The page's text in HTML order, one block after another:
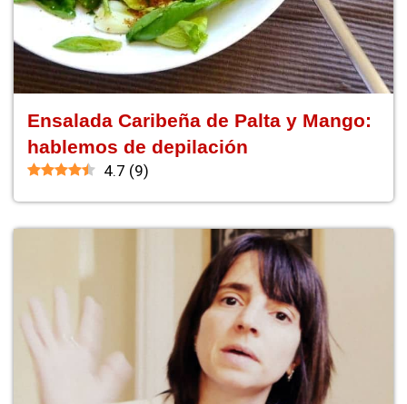
Ensalada Caribeña de Palta y Mango:
hablemos de depilación
4.7 (9)